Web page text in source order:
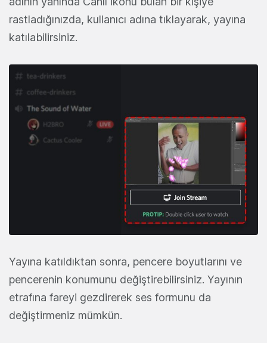
rastladığınızda, kullanıcı adına tıklayarak, yayına
katılabilirsiniz.
Yayına katıldıktan sonra, pencere boyutlarını ve
pencerenin konumunu değiştirebilirsiniz. Yayının
etrafına fareyi gezdirerek ses formunu da
değiştirmeniz mümkün.